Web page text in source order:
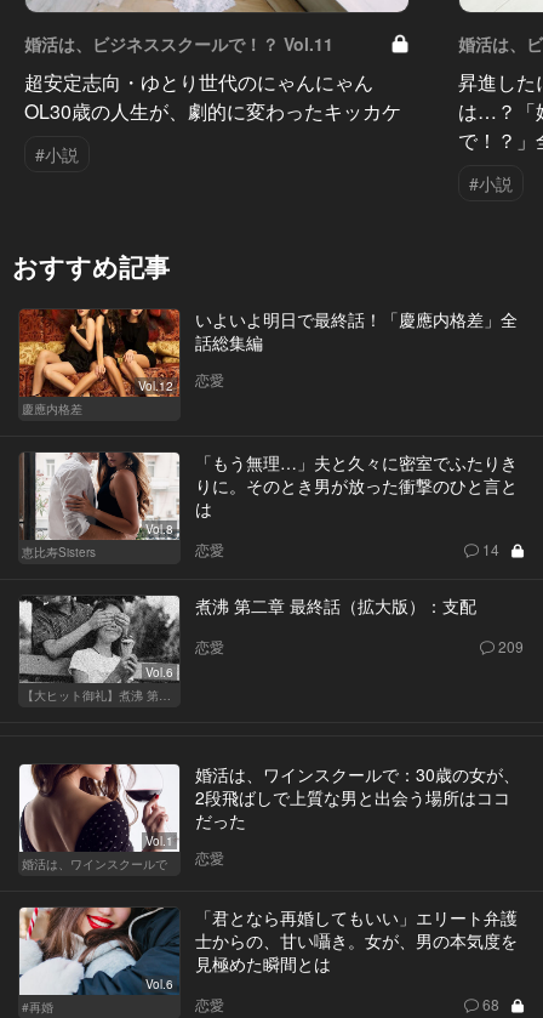
婚活は、ビジネススクールで！？ Vol.11
超安定志向・ゆとり世代のにゃんにゃん
OL30歳の人生が、劇的に変わったキッカケ
#小説
婚活は、
昇進した
は…？「
で！？」
#小説
おすすめ記事
Vol.12
慶應内格差
いよいよ明日で最終話！「慶應内格差」全
話総集編
恋愛
Vol.8
恵比寿Sisters
「もう無理…」夫と久々に密室でふたりき
りに。そのとき男が放った衝撃のひと言と
は
恋愛 14
Vol.6
【大ヒット御礼】煮沸 第二章
煮沸 第二章 最終話（拡大版）：支配
恋愛 209
Vol.1
婚活は、ワインスクールで
婚活は、ワインスクールで：30歳の女が、
2段飛ばしで上質な男と出会う場所はココ
だった
恋愛
Vol.6
#再婚
「君となら再婚してもいい」エリート弁護
士からの、甘い囁き。女が、男の本気度を
見極めた瞬間とは
恋愛 68